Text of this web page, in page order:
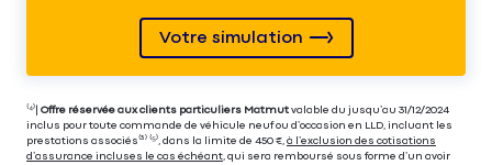
Votre simulation
⁽⁴⁾| Offre réservée aux clients particuliers Matmut valable du jusqu’au 31/12/2024
inclus pour toute commande de véhicule neuf ou d’occasion en LLD, incluant les
prestations associés⁽³⁾ ⁽⁵⁾, dans la limite de 450 €, à l’exclusion des cotisations
d’assurance incluses le cas échéant, qui sera remboursé sous forme d’un avoir